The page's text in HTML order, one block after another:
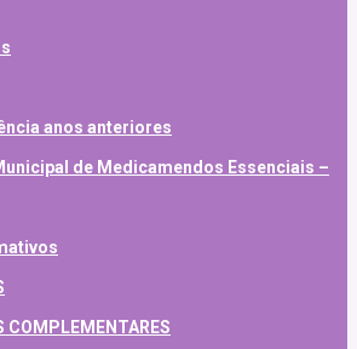
anos anteriores
de Medicamendos Essenciais –
COMPLEMENTARES